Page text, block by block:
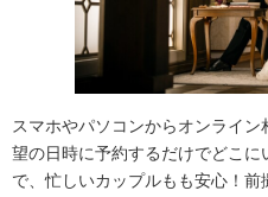
スマホやパソコンからオンライ
望の日時に予約するだけでどこ
で、忙しいカップルもも安心！